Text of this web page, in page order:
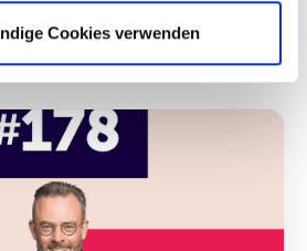
Cookies verwenden
auch